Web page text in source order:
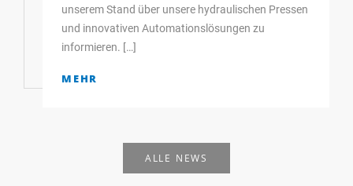
unserem Stand über unsere hydraulischen Pressen
und innovativen Automationslösungen zu
informieren. […]
MEHR
ALLE NEWS